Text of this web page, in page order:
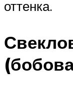
оттенка.